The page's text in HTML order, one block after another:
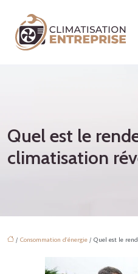
Quel est le
climatisation
/ Consommation d'énergie / Quel est le